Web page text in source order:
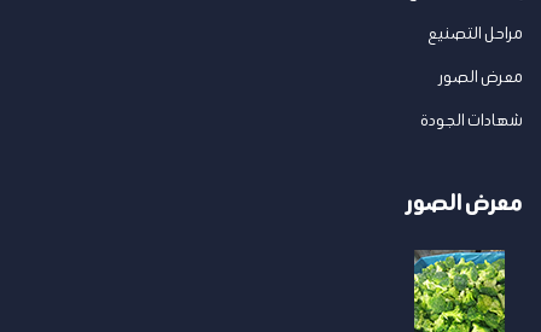
مراحل التصنيع
معرض الصور
شهادات الجودة
معرض الصور